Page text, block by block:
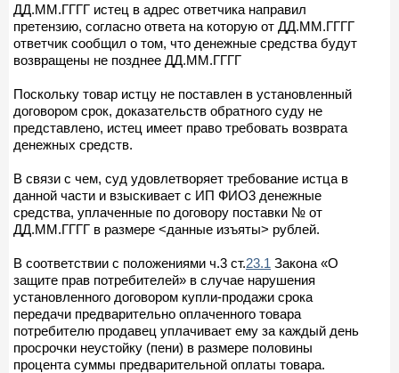
ДД.ММ.ГГГГ истец в адрес ответчика направил
претензию, согласно ответа на которую от ДД.ММ.ГГГГ
ответчик сообщил о том, что денежные средства будут
возвращены не позднее ДД.ММ.ГГГГ
Поскольку товар истцу не поставлен в установленный
договором срок, доказательств обратного суду не
представлено, истец имеет право требовать возврата
денежных средств.
В связи с чем, суд удовлетворяет требование истца в
данной части и взыскивает с ИП ФИО3 денежные
средства, уплаченные по договору поставки № от
ДД.ММ.ГГГГ в размере <данные изъяты> рублей.
В соответствии с положениями ч.3 ст.23.1 Закона «О
защите прав потребителей» в случае нарушения
установленного договором купли-продажи срока
передачи предварительно оплаченного товара
потребителю продавец уплачивает ему за каждый день
просрочки неустойку (пени) в размере половины
процента суммы предварительной оплаты товара.